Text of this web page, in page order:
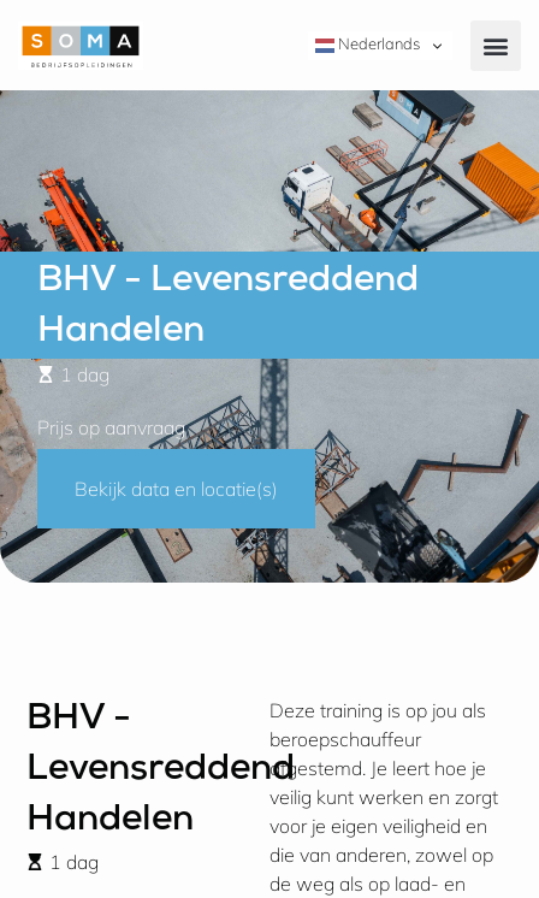
Nederlands
BHV - Levensreddend
Handelen
1 dag
Prijs op aanvraag
Bekijk data en locatie(s)
BHV -
Levensreddend
Handelen
1 dag
Deze training is op jou als
beroepschauffeur
afgestemd. Je leert hoe je
veilig kunt werken en zorgt
voor je eigen veiligheid en
die van anderen, zowel op
de weg als op laad- en